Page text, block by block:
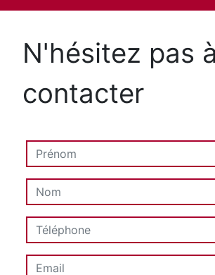
N'hésitez pas
contacter